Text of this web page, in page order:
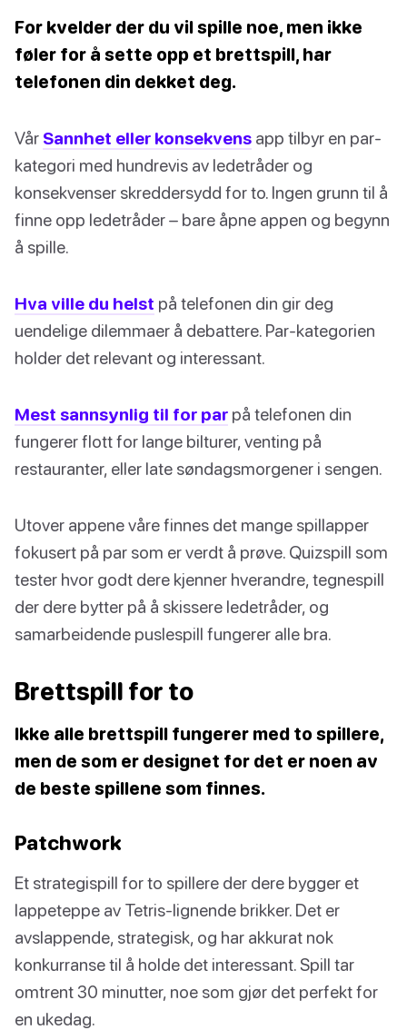
For kvelder der du vil spille noe, men ikke
føler for å sette opp et brettspill, har
telefonen din dekket deg.
Vår Sannhet eller konsekvens app tilbyr en par-
kategori med hundrevis av ledetråder og
konsekvenser skreddersydd for to. Ingen grunn til å
finne opp ledetråder – bare åpne appen og begynn
å spille.
Hva ville du helst på telefonen din gir deg
uendelige dilemmaer å debattere. Par-kategorien
holder det relevant og interessant.
Mest sannsynlig til for par på telefonen din
fungerer flott for lange bilturer, venting på
restauranter, eller late søndagsmorgener i sengen.
Utover appene våre finnes det mange spillapper
fokusert på par som er verdt å prøve. Quizspill som
tester hvor godt dere kjenner hverandre, tegnespill
der dere bytter på å skissere ledetråder, og
samarbeidende puslespill fungerer alle bra.
Brettspill for to
Ikke alle brettspill fungerer med to spillere,
men de som er designet for det er noen av
de beste spillene som finnes.
Patchwork
Et strategispill for to spillere der dere bygger et
lappeteppe av Tetris-lignende brikker. Det er
avslappende, strategisk, og har akkurat nok
konkurranse til å holde det interessant. Spill tar
omtrent 30 minutter, noe som gjør det perfekt for
en ukedag.